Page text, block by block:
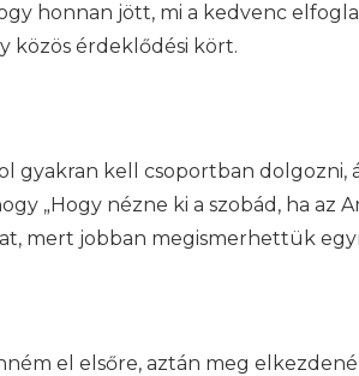
honnan jött, mi a kedvenc
közös érdeklődési kört.
gyakran kell csoportban
„Hogy nézne ki a szobád, ha az
mert jobban megismerhettük
el elsőre, aztán meg